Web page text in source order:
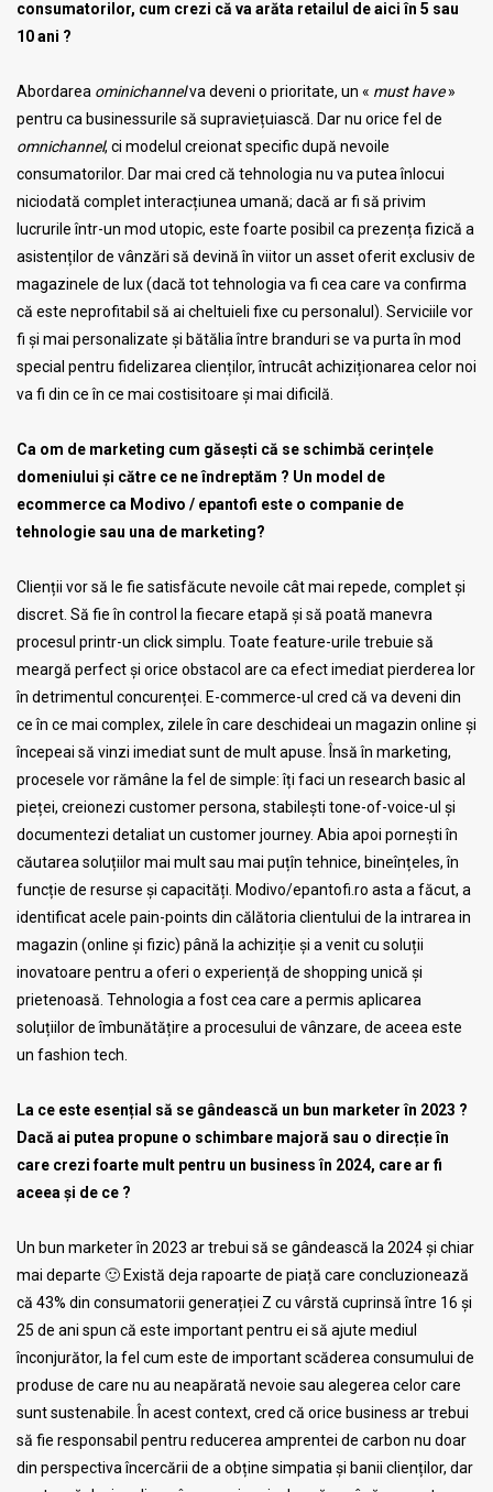
consumatorilor, cum crezi că va arăta retailul de aici în 5 sau
10 ani ?
Abordarea ominichannelva deveni o prioritate, un « must have»
pentru ca businessurile să supraviețuiască. Dar nu orice fel de
omnichannel, ci modelul creionat specific după nevoile
consumatorilor. Dar mai cred că tehnologia nu va putea înlocui
niciodată complet interacțiunea umană; dacă ar fi să privim
lucrurile într-un mod utopic, este foarte posibil ca prezența fizică a
asistenților de vânzări să devină în viitor un asset oferit exclusiv de
magazinele de lux (dacă tot tehnologia va fi cea care va confirma
că este neprofitabil să ai cheltuieli fixe cu personalul). Serviciile vor
fi și mai personalizate și bătălia între branduri se va purta în mod
special pentru fidelizarea clienților, întrucât achiziționarea celor noi
va fi din ce în ce mai costisitoare și mai dificilă.
Ca om de marketing cum găsești că se schimbă cerințele
domeniului și către ce ne îndreptăm ? Un model de
ecommerce ca Modivo / epantofi este o companie de
tehnologie sau una de marketing?
Clienții vor să le fie satisfăcute nevoile cât mai repede, complet și
discret. Să fie în control la fiecare etapă și să poată manevra
procesul printr-un click simplu. Toate feature-urile trebuie să
meargă perfect și orice obstacol are ca efect imediat pierderea lor
în detrimentul concurenței. E-commerce-ul cred că va deveni din
ce în ce mai complex, zilele în care deschideai un magazin online și
începeai să vinzi imediat sunt de mult apuse. Însă în marketing,
procesele vor rămâne la fel de simple: îți faci un research basic al
pieței, creionezi customer persona, stabilești tone-of-voice-ul și
documentezi detaliat un customer journey. Abia apoi pornești în
căutarea soluțiilor mai mult sau mai puțîn tehnice, bineînțeles, în
funcție de resurse și capacități. Modivo/epantofi.ro asta a făcut, a
identificat acele pain-points din călătoria clientului de la intrarea in
magazin (online și fizic) până la achiziție și a venit cu soluții
inovatoare pentru a oferi o experiență de shopping unică și
prietenoasă. Tehnologia a fost cea care a permis aplicarea
soluțiilor de îmbunătățire a procesului de vânzare, de aceea este
un fashion tech.
La ce este esențial să se gândească un bun marketer în 2023 ?
Dacă ai putea propune o schimbare majoră sau o direcție în
care crezi foarte mult pentru un business în 2024, care ar fi
aceea și de ce ?
Un bun marketer în 2023 ar trebui să se gândească la 2024 și chiar
mai departe 🙂 Există deja rapoarte de piață care concluzionează
că 43% din consumatorii generației Z cu vârstă cuprinsă între 16 și
25 de ani spun că este important pentru ei să ajute mediul
înconjurător, la fel cum este de important scăderea consumului de
produse de care nu au neapărată nevoie sau alegerea celor care
sunt sustenabile. În acest context, cred că orice business ar trebui
să fie responsabil pentru reducerea amprentei de carbon nu doar
din perspectiva încercării de a obține simpatia și banii clienților, dar